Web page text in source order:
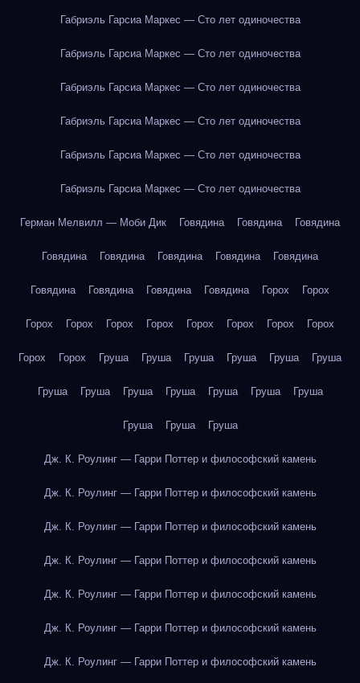
Габриэль Гарсиа Маркес — Сто лет одиночества
Габриэль Гарсиа Маркес — Сто лет одиночества
Габриэль Гарсиа Маркес — Сто лет одиночества
Габриэль Гарсиа Маркес — Сто лет одиночества
Габриэль Гарсиа Маркес — Сто лет одиночества
Габриэль Гарсиа Маркес — Сто лет одиночества
Герман Мелвилл — Моби Дик Говядина Говядина Говядина
Говядина Говядина Говядина Говядина Говядина
Говядина Говядина Говядина Говядина Горох Горох
Горох Горох Горох Горох Горох Горох Горох Горох
Горох Горох Груша Груша Груша Груша Груша Груша
Груша Груша Груша Груша Груша Груша Груша
Груша Груша Груша
Дж. К. Роулинг — Гарри Поттер и философский камень
Дж. К. Роулинг — Гарри Поттер и философский камень
Дж. К. Роулинг — Гарри Поттер и философский камень
Дж. К. Роулинг — Гарри Поттер и философский камень
Дж. К. Роулинг — Гарри Поттер и философский камень
Дж. К. Роулинг — Гарри Поттер и философский камень
Дж. К. Роулинг — Гарри Поттер и философский камень